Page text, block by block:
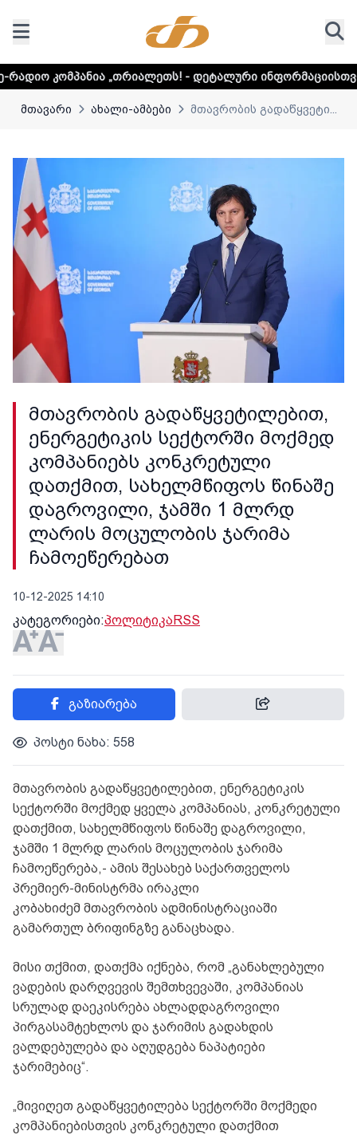
„თრიალეთს! - დეტალური ინფორმაციისთვის დააკლიკეთ
მთავარი ახალი-ამბები მთავრობის გადაწყვეტი...
მთავრობის გადაწყვეტილებით,
ენერგეტიკის სექტორში მოქმედ
კომპანიებს კონკრეტული
დათქმით, სახელმწიფოს წინაშე
დაგროვილი, ჯამში 1 მლრდ
ლარის მოცულობის ჯარიმა
ჩამოეწერებათ
10-12-2025 14:10
კატეგორიები:პოლიტიკა RSS
გაზიარება
პოსტი ნახა: 558
მთავრობის გადაწყვეტილებით, ენერგეტიკის
სექტორში მოქმედ ყველა კომპანიას, კონკრეტული
დათქმით, სახელმწიფოს წინაშე დაგროვილი,
ჯამში 1 მლრდ ლარის მოცულობის ჯარიმა
ჩამოეწერება,- ამის შესახებ საქართველოს
პრემიერ-მინისტრმა ირაკლი
კობახიძემ მთავრობის ადმინისტრაციაში
გამართულ ბრიფინგზე განაცხადა.
მისი თქმით, დათქმა იქნება, რომ „განახლებული
ვადების დარღვევის შემთხვევაში, კომპანიას
სრულად დაეკისრება ახლადდაგროვილი
პირგასამტეხლოს და ჯარიმის გადახდის
ვალდებულება და აღუდგება ნაპატიები
ჯარიმებიც“.
„მივიღეთ გადაწყვეტილება სექტორში მოქმედი
კომპანიებისთვის კონკრეტული დათქმით